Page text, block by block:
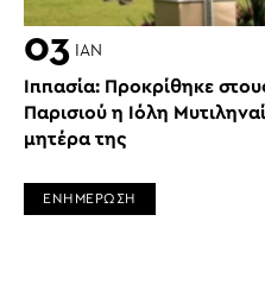
03 ΙΑΝ
Ιππασία: Προκρίθηκε
Παρισιού η Ιόλη
μητέρα της
ΕΝΗΜΕΡΩΣΗ